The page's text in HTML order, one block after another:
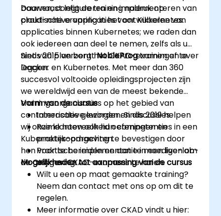
bouwen, configureren en implementeren van
cloud-native applicaties voor Kubernetes.
Daarnaast legt de training nadruk op
praktische ervaring in het ontwikkelen van
applicaties binnen Kubernetes; we raden dan
ook iedereen aan deel te nemen, zelfs als u
niet van plan bent het CKAD-examen af te
leggen.
Sinds 2015 verzorgtNobleProgtrainingen over
Docker en Kubernetes. Met meer dan 360
succesvol voltooide opleidingsprojecten zijn
we wereldwijd een van de meest bekende
trainingsorganisaties op het gebied van
containerisatie geworden. Sinds 2019 helpen
wij onze klanten ook hun competenties in een
Kubernetes-omgeving te bevestigen door
hen voor te bereiden en aan te moedigen om
de CKA- en CKAD-examens te halen.
Vorm van de cursus
Interactieve lezingen en discussies.
Ruime hoeveelheid oefeningen en
praktijkopdrachten.
Praktische implementatie in een live-lab-
omgeving.
Mogelijkheden tot aanpassing van de cursus
Wilt u een op maat gemaakte training?
Neem dan contact met ons op om dit te
regelen.
Meer informatie over CKAD vindt u hier: